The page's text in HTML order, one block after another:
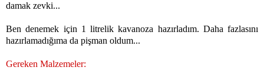
damak zevki...
Ben denemek için 1 litrelik kavanoza hazırladım. Daha fazlasını
hazırlamadığıma da pişman oldum...
Gereken Malzemeler: